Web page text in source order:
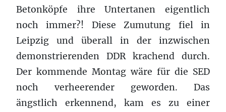
Betonköpfe ihre Untertanen eigentlich
noch immer?! Diese Zumutung fiel in
Leipzig und überall in der inzwischen
demonstrierenden DDR krachend durch.
Der kommende Montag wäre für die SED
noch verheerender geworden. Das
ängstlich erkennend, kam es zu einer